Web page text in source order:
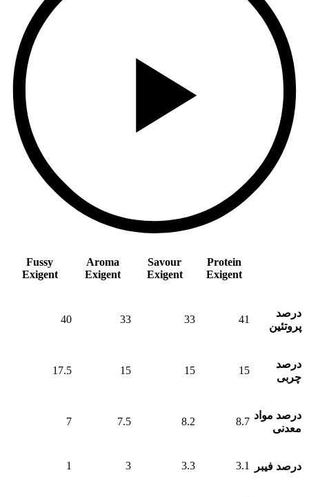
Protein
Exigent
Savour
Exigent
Aroma
Exigent
Fussy
Exigent
درصد
پروتئین
41
33
33
40
درصد
چربی
15
15
15
17.5
درصد مواد
معدنی
8.7
8.2
7.5
7
درصد فیبر 3.1
3.3
3
1